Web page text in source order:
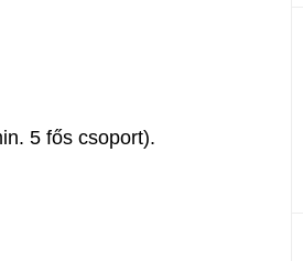
5 fős csoport).